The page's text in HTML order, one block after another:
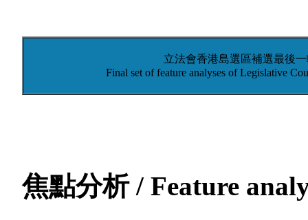
立法會香港島選區補選最後
Final set of feature analyses of Legislative
焦點分析 / Feature